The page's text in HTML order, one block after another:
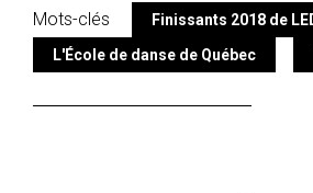
Mots-clés
Finissants 2018 de
L'École de danse de Québec